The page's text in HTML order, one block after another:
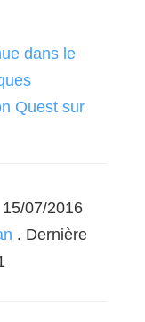
dans le
Quest sur
15/07/2016
. Dernière